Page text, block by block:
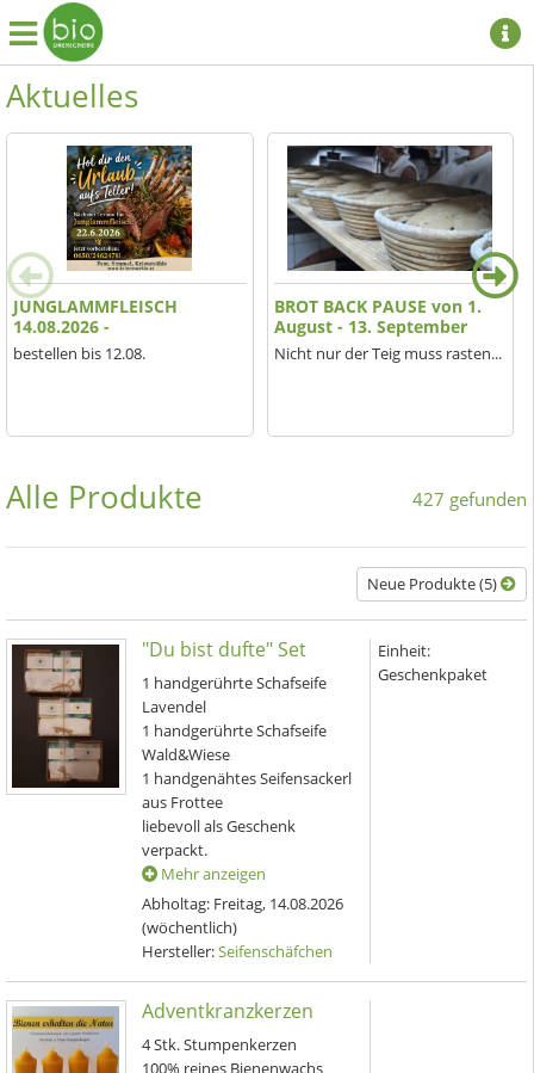
Aktuelles
JUNGLAMMFLEISCH
14.08.2026 -
bestellen bis 12.08.
BROT BACK PAUSE von 1.
August - 13. September
Nicht nur der Teig muss rasten...
Alle Produkte 427 gefunden
Neue Produkte (5)
"Du bist dufte" Set
1 handgerührte Schafseife
Lavendel
1 handgerührte Schafseife
Wald&Wiese
1 handgenähtes Seifensackerl
aus Frottee
liebevoll als Geschenk
verpackt.
Mehr anzeigen
Abholtag: Freitag, 14.08.2026
(wöchentlich)
Hersteller:Seifenschäfchen
Einheit:
Geschenkpaket
Adventkranzkerzen
4 Stk. Stumpenkerzen
100% reines Bienenwachs